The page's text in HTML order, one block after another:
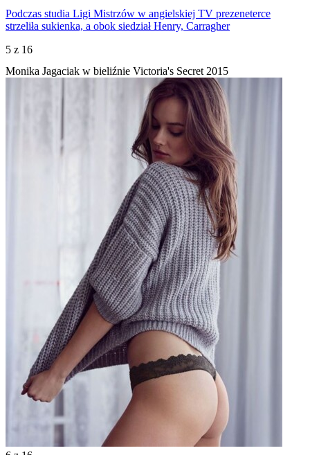
Podczas studia Ligi Mistrzów w angielskiej TV prezeneterce
strzeliła sukienka, a obok siedział Henry, Carragher
5 z 16
Monika Jagaciak w bieliźnie Victoria's Secret 2015